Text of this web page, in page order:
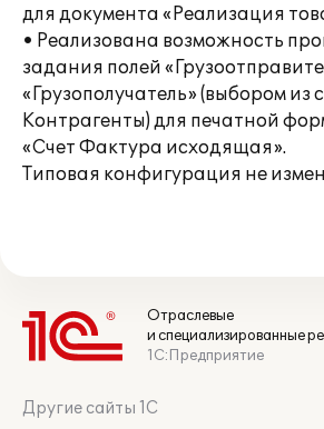
для документа «Реализация
• Реализована возможность
задания полей
«Грузополучатель» (выбором из
Контрагенты) для печатной
«Счет Фактура исходящая».
Типовая конфигурация не
Отраслевые
и специализированные
1С:Предприятие
Другие сайты 1С